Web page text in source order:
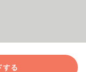
する